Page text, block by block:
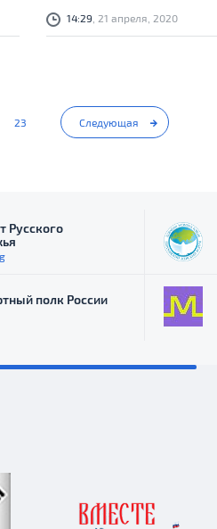
14:29 , 21 апреля, 2020
23 Следующая
Русского
полк России